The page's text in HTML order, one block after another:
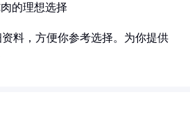
的理想选择
料，方便你参考选择。为你提供